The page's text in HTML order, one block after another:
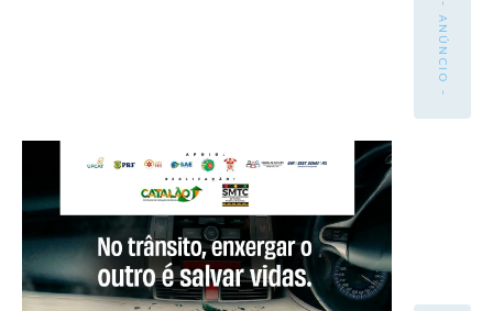
- ANÚNCIO -